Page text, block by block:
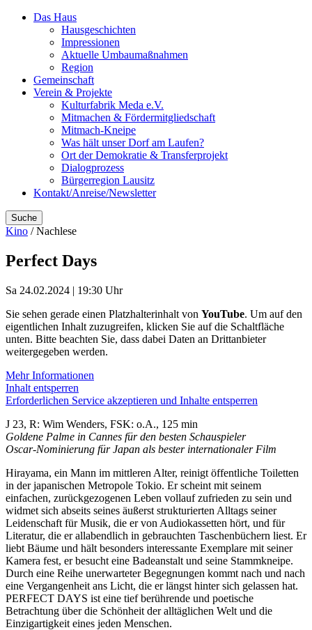
Das Haus
Hausgeschichten
Impressionen
Aktuelle Umbaumaßnahmen
Region
Gemeinschaft
Verein & Projekte
Kulturfabrik Meda e.V.
Mitmachen & Fördermitgliedschaft
Mitmach-Kneipe
Was hält unser Dorf am Laufen?
Ort der Demokratie & Transferprojekt
Dialogprozess
Bürgerregion Lausitz
Kontakt/Anreise/Newsletter
Suche
Kino / Nachlese
Perfect Days
Sa 24.02.2024 | 19:30 Uhr
Sie sehen gerade einen Platzhalterinhalt von YouTube. Um auf den
eigentlichen Inhalt zuzugreifen, klicken Sie auf die Schaltfläche
unten. Bitte beachten Sie, dass dabei Daten an Drittanbieter
weitergegeben werden.
Mehr Informationen
Inhalt entsperren
Erforderlichen Service akzeptieren und Inhalte entsperren
J 23, R: Wim Wenders, FSK: o.A., 125 min
Goldene Palme in Cannes für den besten Schauspieler
Oscar-Nominierung für Japan als bester internationaler Film
Hirayama, ein Mann im mittleren Alter, reinigt öffentliche Toiletten
in der japanischen Metropole Tokio. Er scheint mit seinem
einfachen, zurückgezogenen Leben vollauf zufrieden zu sein und
widmet sich abseits seines äußerst strukturierten Alltags seiner
Leidenschaft für Musik, die er von Audiokassetten hört, und für
Literatur, die er allabendlich in gebrauchten Taschenbüchern liest. Er
liebt Bäume und hält besonders interessante Exemplare mit seiner
Kamera fest, er besucht eine Badeanstalt und seine Stammkneipe.
Durch eine Reihe unerwarteter Begegnungen kommt nach und nach
eine Vergangenheit ans Licht, die er längst hinter sich gelassen hat.
PERFECT DAYS ist eine tief berührende und poetische
Betrachtung über die Schönheit der alltäglichen Welt und die
Einzigartigkeit eines jeden Menschen.